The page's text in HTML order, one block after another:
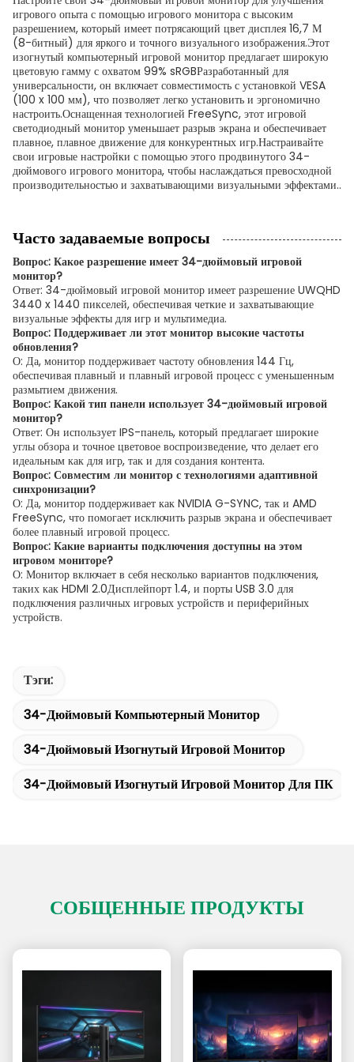
игрового опыта с помощью игрового монитора с высоким
разрешением, который имеет потрясающий цвет дисплея 16,7 М
(8-битный) для яркого и точного визуального изображения.Этот
изогнутый компьютерный игровой монитор предлагает широкую
цветовую гамму с охватом 99% sRGBРазработанный для
универсальности, он включает совместимость с установкой VESA
(100 x 100 мм), что позволяет легко установить и эргономично
настроить.Оснащенная технологией FreeSync, этот игровой
светодиодный монитор уменьшает разрыв экрана и обеспечивает
плавное, плавное движение для конкурентных игр.Настраивайте
свои игровые настройки с помощью этого продвинутого 34-
дюймового игрового монитора, чтобы наслаждаться превосходной
производительностью и захватывающими визуальными эффектами..
Часто задаваемые вопросы
Вопрос: Какое разрешение имеет 34-дюймовый игровой
монитор?
Ответ: 34-дюймовый игровой монитор имеет разрешение UWQHD
3440 x 1440 пикселей, обеспечивая четкие и захватывающие
визуальные эффекты для игр и мультимедиа.
Вопрос: Поддерживает ли этот монитор высокие частоты
обновления?
О: Да, монитор поддерживает частоту обновления 144 Гц,
обеспечивая плавный и плавный игровой процесс с уменьшенным
размытием движения.
Вопрос: Какой тип панели использует 34-дюймовый игровой
монитор?
Ответ: Он использует IPS-панель, который предлагает широкие
углы обзора и точное цветовое воспроизведение, что делает его
идеальным как для игр, так и для создания контента.
Вопрос: Совместим ли монитор с технологиями адаптивной
синхронизации?
О: Да, монитор поддерживает как NVIDIA G-SYNC, так и AMD
FreeSync, что помогает исключить разрыв экрана и обеспечивает
более плавный игровой процесс.
Вопрос: Какие варианты подключения доступны на этом
игровом мониторе?
О: Монитор включает в себя несколько вариантов подключения,
таких как HDMI 2.0Дисплейпорт 1.4, и порты USB 3.0 для
подключения различных игровых устройств и периферийных
устройств.
Тэги:
34-Дюймовый Компьютерный Монитор
34-Дюймовый Изогнутый Игровой Монитор
34-Дюймовый Изогнутый Игровой Монитор Для ПК
СОБЩЕННЫЕ ПРОДУКТЫ